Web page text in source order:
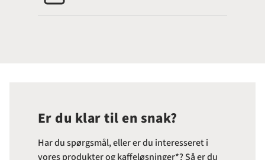
Er du klar til en snak?
Har du spørgsmål, eller er du interesseret i
vores produkter og kaffeløsninger*? Så er du